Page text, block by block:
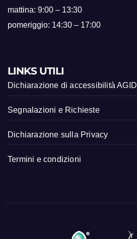
mattina: 9:00 – 13:30
pomeriggio: 14:30 – 17:00
LINKS UTILI
Dichiarazione di accessibilità AGID
Segnalazioni e Richieste
Dichiarazione sulla Privacy
Termini e condizioni